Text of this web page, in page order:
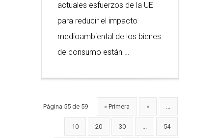
actuales esfuerzos de la UE
para reducir el impacto
medioambiental de los bienes
de consumo están …
Página 55 de 59 « Primera « ...
10 20 30 ... 54